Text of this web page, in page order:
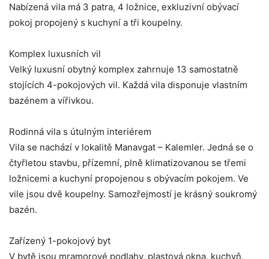
Nabízená vila má 3 patra, 4 ložnice, exkluzivní obývací
pokoj propojený s kuchyní a tři koupelny.
Komplex luxusních vil
Velký luxusní obytný komplex zahrnuje 13 samostatně
stojících 4-pokojových vil. Každá vila disponuje vlastním
bazénem a vířivkou.
Rodinná vila s útulným interiérem
Vila se nachází v lokalitě Manavgat – Kalemler. Jedná se o
čtyřletou stavbu, přízemní, plně klimatizovanou se třemi
ložnicemi a kuchyní propojenou s obývacím pokojem. Ve
vile jsou dvě koupelny. Samozřejmostí je krásný soukromý
bazén.
Zařízený 1-pokojový byt
V bytě jsou mramorové podlahy, plastová okna, kuchyň,